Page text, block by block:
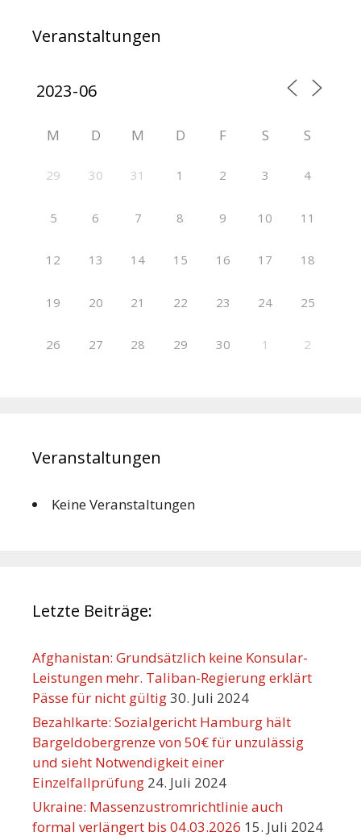
Veranstaltungen
M D M D F S S
29 30 31 1 2 3 4
5 6 7 8 9 10 11
12 13 14 15 16 17 18
19 20 21 22 23 24 25
26 27 28 29 30 1 2
Veranstaltungen
Keine Veranstaltungen
Letzte Beiträge:
Afghanistan: Grundsätzlich keine Konsular-
Leistungen mehr. Taliban-Regierung erklärt
Pässe für nicht gültig30. Juli 2024
Bezahlkarte: Sozialgericht Hamburg hält
Bargeldobergrenze von 50€ für unzulässig
und sieht Notwendigkeit einer
Einzelfallprüfung 24. Juli 2024
Ukraine: Massenzustromrichtlinie auch
formal verlängert bis 04.03.2026 15. Juli 2024